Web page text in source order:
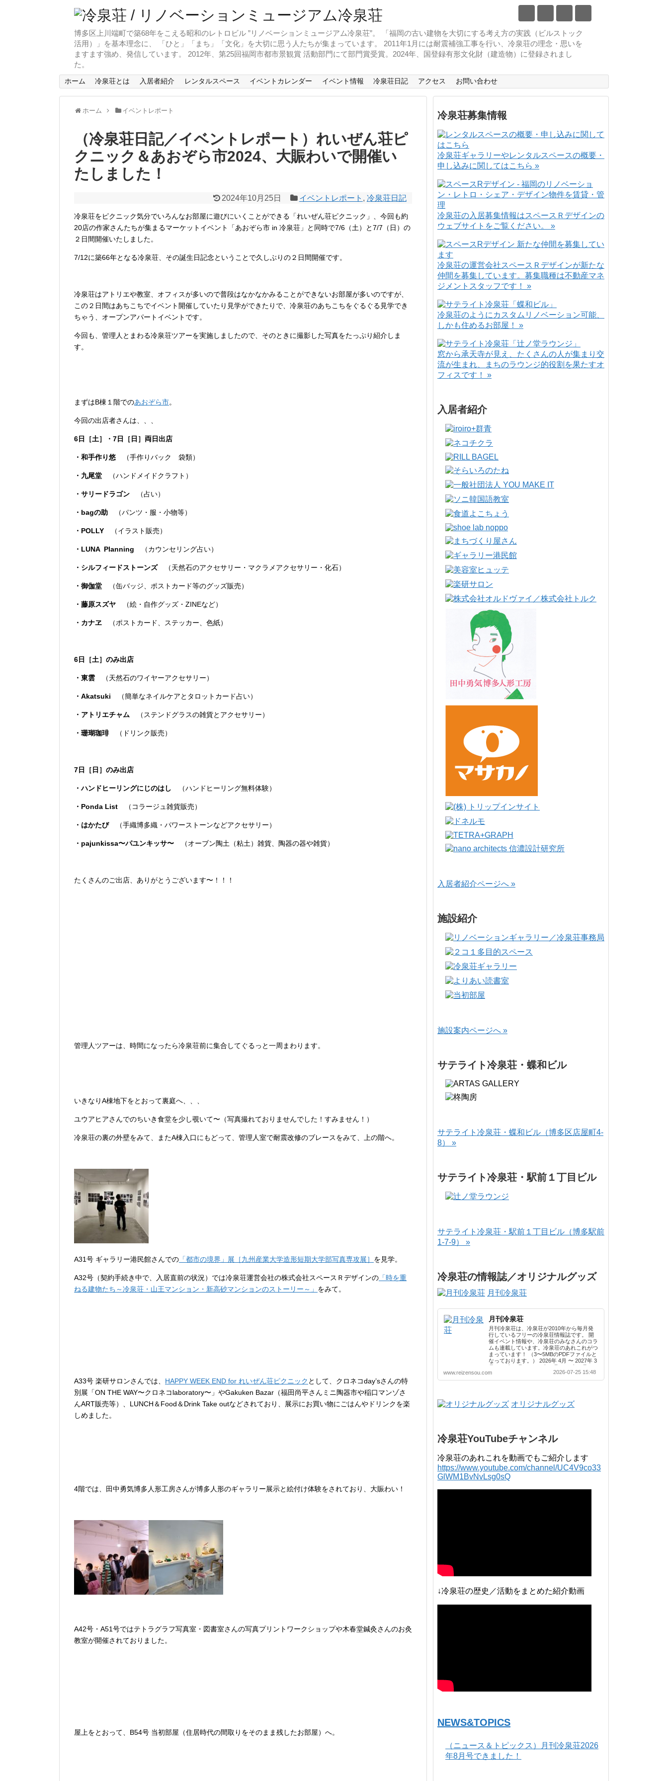
博多区上川端町で築68年をこえる昭和のレトロビル ”リノベーションミュージアム冷泉荘”。 「福岡の古い建物を大切にする考え方の実践（ビルストック
活用）」を基本理念に、 「ひと」「まち」「文化」を大切に思う人たちが集まっています。 2011年1月には耐震補強工事を行い、冷泉荘の理念・思いを
ますます強め、発信しています。 2012年、第25回福岡市都市景観賞 活動部門にて部門賞受賞。2024年、国登録有形文化財（建造物）に登録されまし
た。
ホーム 冷泉荘とは 入居者紹介 レンタルスペース イベントカレンダー イベント情報 冷泉荘日記 アクセス お問い合わせ
ホーム イベントレポート
（冷泉荘日記／イベントレポート）れいぜん荘ピ
クニック＆あおぞら市2024、大賑わいで開催い
たしました！
2024年10月25日 イベントレポート , 冷泉荘日記
冷泉荘をピクニック気分でいろんなお部屋に遊びにいくことができる「れいぜん荘ピクニック」、今回も約
20店の作家さんたちが集まるマーケットイベント「あおぞら市 in 冷泉荘」と同時で7/6（土）と7/7（日）の
２日間開催いたしました。
7/12に築66年となる冷泉荘、その誕生日記念ということで久しぶりの２日間開催です。
冷泉荘はアトリエや教室、オフィスが多いので普段はなかなかみることができないお部屋が多いのですが、
この２日間はあちこちでイベント開催していたり見学ができたりで、冷泉荘のあちこちをぐるぐる見学でき
ちゃう、オープンアパートイベントです。
今回も、管理人とまわる冷泉荘ツアーを実施しましたので、そのときに撮影した写真をたっぷり紹介しま
す。
まずはB棟１階でのあおぞら市。
今回の出店者さんは、、、
6日［土］・7日［日］両日出店
・和手作り悠 （手作りバック 袋類）
・九尾堂 （ハンドメイドクラフト）
・サリードラゴン （占い）
・bagの助 （パンツ・服・小物等）
・POLLY （イラスト販売）
・LUNA Planning （カウンセリング占い）
・シルフィードストーンズ（天然石のアクセサリー・マクラメアクセサリー・化石）
・御伽堂 （缶バッジ、ポストカード等のグッズ販売）
・藤原スズヤ （絵・自作グッズ・ZINEなど）
・カナヱ （ポストカード、ステッカー、色紙）
6日［土］のみ出店
・東雲 （天然石のワイヤーアクセサリー）
・Akatsuki （簡単なネイルケアとタロットカード占い）
・アトリエチャム （ステンドグラスの雑貨とアクセサリー）
・珊瑚珈琲 （ドリンク販売）
7日［日］のみ出店
・ハンドヒーリングにじのはし （ハンドヒーリング無料体験）
・Ponda List （コラージュ雑貨販売）
・はかたび（手織博多織・パワーストーンなどアクセサリー）
・pajunkissa〜パユンキッサ〜 （オーブン陶土（粘土）雑貨、陶器の器や雑貨）
たくさんのご出店、ありがとうございます〜！！！
管理人ツアーは、時間になったら冷泉荘前に集合してぐるっと一周まわります。
いきなりA棟地下をとおって裏庭へ、、、
ユウアヒアさんでのちいき食堂を少し覗いて〜（写真撮れておりませんでした！すみません！）
冷泉荘の裏の外壁をみて、またA棟入口にもどって、管理人室で耐震改修のブレースをみて、上の階へ。
A31号 ギャラリー港民館さんでの 「都市の境界」展［九州産業大学造形短期大学部写真専攻展］ を見学。
A32号（契約手続き中で、入居直前の状況）では冷泉荘運営会社の株式会社スペースＲデザインの 「時を重
ねる建物たち～冷泉荘・山王マンション・新高砂マンションのストーリー～」 をみて。
A33号 楽研サロンさんでは、 HAPPY WEEK END for れいぜん荘ピクニック として、クロネコday’sさんの特
別展「ON THE WAY〜クロネコlaboratory〜」やGakuken Bazar（福田尚平さんミニ陶器市や稲口マンゾさ
んART販売等）、LUNCH＆Food＆Drink Take outなどされており、展示にお買い物にごはんやドリンクを楽
しめました。
4階では、田中勇気博多人形工房さんが博多人形のギャラリー展示と絵付け体験をされており、大賑わい！
A42号・A51号ではテトラグラフ写真室・図書室さんの写真プリントワークショップや木春堂鍼灸さんのお灸
教室が開催されておりました。
屋上をとおって、B54号 当初部屋（住居時代の間取りをそのまま残したお部屋）へ。
冷泉荘募集情報
冷泉荘ギャラリーやレンタルスペースの概要・
申し込みに関してはこちら »
冷泉荘の入居募集情報はスペースＲデザインの
ウェブサイトをご覧ください。 »
冷泉荘の運営会社スペースＲデザインが新たな
仲間を募集しています。募集職種は不動産マネ
ジメントスタッフです！ »
冷泉荘のようにカスタムリノベーション可能、
しかも住めるお部屋！ »
窓から承天寺が見え、たくさんの人が集まり交
流が生まれ、まちのラウンジ的役割を果たすオ
フィスです！ »
入居者紹介
入居者紹介ページへ »
施設紹介
施設案内ページへ »
サテライト冷泉荘・蝶和ビル
サテライト冷泉荘・蝶和ビル（博多区店屋町4-
8） »
サテライト冷泉荘・駅前１丁目ビル
サテライト冷泉荘・駅前１丁目ビル（博多駅前
1-7-9） »
冷泉荘の情報誌／オリジナルグッズ
月刊冷泉荘
月刊冷泉荘
月刊冷泉荘は、冷泉荘が2010年から毎月発
行しているフリーの冷泉荘情報誌です。 開
催イベント情報や、冷泉荘のみなさんのコラ
ムも連載しています。冷泉荘のあれこれがつ
まっています！ （3〜5MBのPDFファイルと
なっております。） 2026年 4月 〜 2027年 3
2025年 3月 2023年 4月 〜 2024年 3月 2022
年 4月 〜 2023年 3月 2021年 4月 〜 2022年
年 4月 〜 2018年 3月 2016年 4月 〜 2017年
3月 2015年 4月 〜 2016年 3月 2014年 4月 〜
www.reizensou.com 2026-07-25 15:48
オリジナルグッズ
冷泉荘YouTubeチャンネル
冷泉荘のあれこれを動画でもご紹介します
https://www.youtube.com/channel/UC4V9co33
GlWM1BvNvLsg0sQ
↓冷泉荘の歴史／活動をまとめた紹介動画
NEWS&TOPICS
（ニュース＆トピックス）月刊冷泉荘2026
年8月号できました！